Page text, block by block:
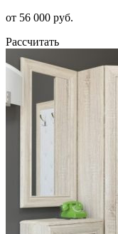
от 56 000 руб.
Рассчитать